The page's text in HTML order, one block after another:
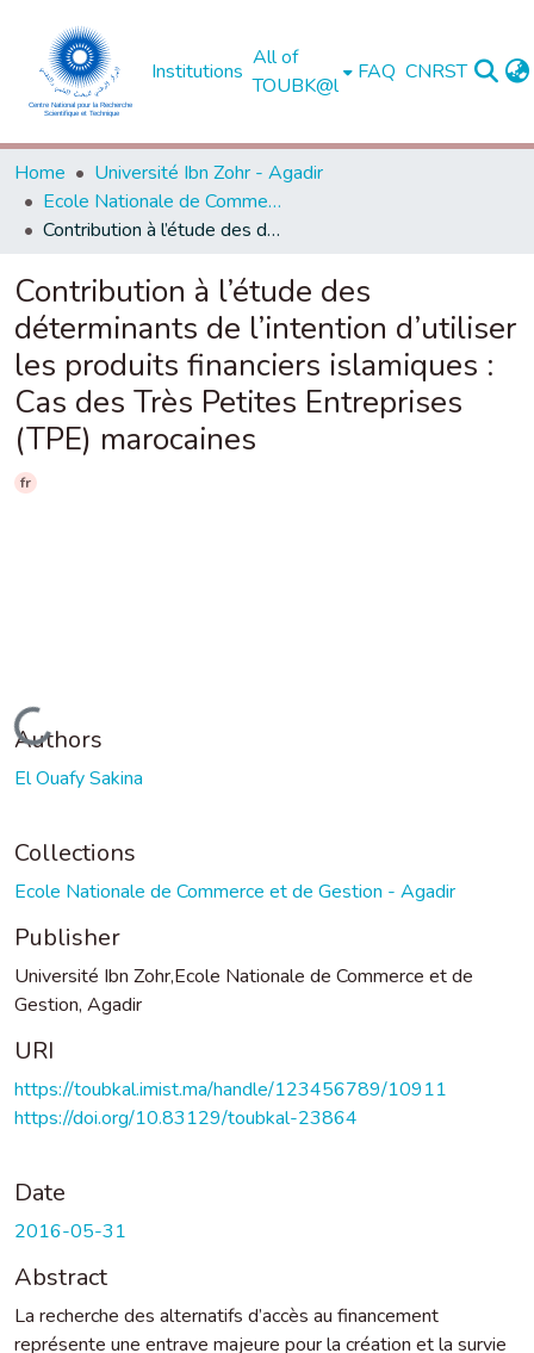
Institutions
All of
TOUBK@l
FAQ CNRST
Home
Université Ibn Zohr - Agadir
Ecole Nationale de Commerce et de Gestion - Agadir
Contribution à l’étude des déterminants de l’intention d’utiliser les produits financiers islamiques : Cas des Très Petites Entreprises (TPE) marocaines
Contribution à l’étude des
déterminants de l’intention d’utiliser
les produits financiers islamiques :
Cas des Très Petites Entreprises
(TPE) marocaines
fr
Loading...
Authors
El Ouafy Sakina
Collections
Ecole Nationale de Commerce et de Gestion - Agadir
Publisher
Université Ibn Zohr,Ecole Nationale de Commerce et de
Gestion, Agadir
URI
https://toubkal.imist.ma/handle/123456789/10911
https://doi.org/10.83129/toubkal-23864
Date
2016-05-31
Abstract
La recherche des alternatifs d’accès au financement
représente une entrave majeure pour la création et la survie